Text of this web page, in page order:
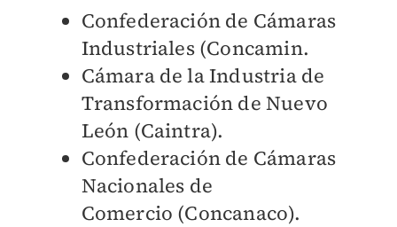
Confederación de Cámaras
Industriales (Concamin.
Cámara de la Industria de
Transformación de Nuevo
León (Caintra).
Confederación de Cámaras
Nacionales de
Comercio (Concanaco).